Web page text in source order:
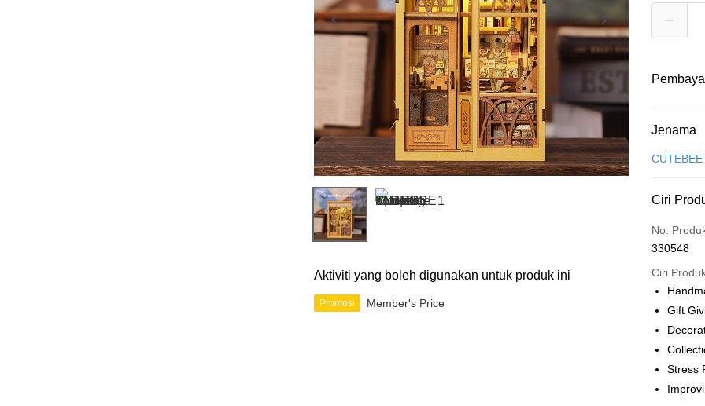
Aktiviti yang boleh digunakan untuk produk ini
Promosi Member's Price
Kaedah
Kad Kredit
Deskripsi
Leong
Touch 'n
GrabPay
Pilihan
Rumah
Rumah
Jenama
CUTEBEE
Ciri
No.
330548
Ciri
Gift
Stress